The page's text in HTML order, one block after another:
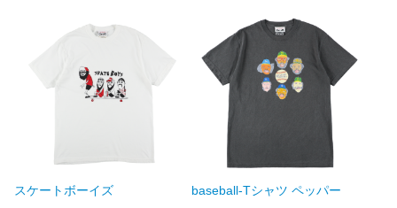
スケートボーイズ
baseball-Tシャツ ペッパー